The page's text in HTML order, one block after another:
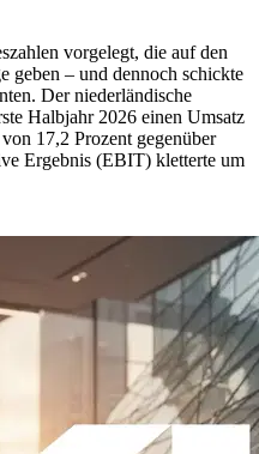
vorgelegt, die auf den
geben – und dennoch schickte
Der niederländische
Halbjahr 2026 einen Umsatz
17,2 Prozent gegenüber
Ergebnis (EBIT) kletterte um